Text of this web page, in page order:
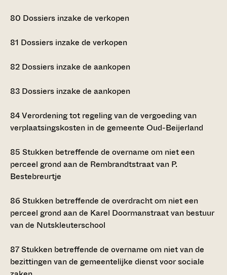
80 Dossiers inzake de verkopen
81 Dossiers inzake de verkopen
82 Dossiers inzake de aankopen
83 Dossiers inzake de aankopen
84Verordening tot regeling van de vergoeding van
verplaatsingskosten in de gemeente Oud-Beijerland
85 Stukken betreffende de overname om niet een
perceel grond aan de Rembrandtstraat van P.
Bestebreurtje
86 Stukken betreffende de overdracht om niet een
perceel grond aan de Karel Doormanstraat van bestuur
van de Nutskleuterschool
87Stukken betreffende de overname om niet van de
bezittingen van de gemeentelijke dienst voor sociale